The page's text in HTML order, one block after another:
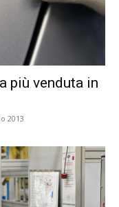
più venduta in
2013